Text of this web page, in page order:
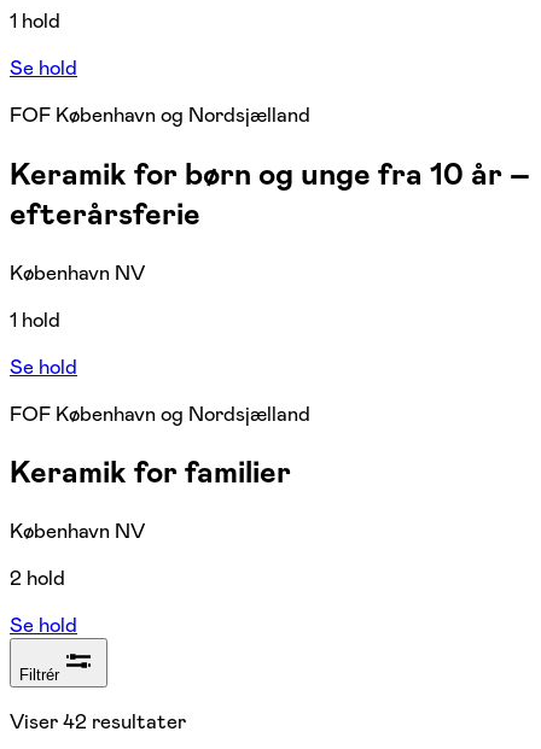
1 hold
Se hold
FOF København og Nordsjælland
Keramik for børn og unge fra 10 år –
efterårsferie
København NV
1 hold
Se hold
FOF København og Nordsjælland
Keramik for familier
København NV
2 hold
Se hold
Filtrér
Viser42 resultater